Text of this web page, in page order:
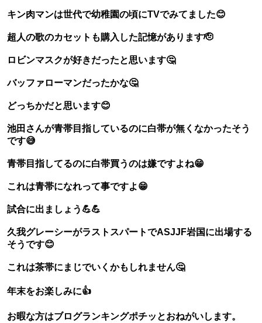
キン肉マンは世代で幼稚園の頃にTVでみてました😊
超人の歌のカセットも購入した記憶があります🫡
ロビンマスクが好きだったと思います🤔
バッファローマンだったかな🤔
どっちかだと思います😊
池田さんが青帯目指しているのに白帯が無くなかったそう
です😅
青帯目指してるのに白帯買うのは嫌ですよね😁
これは青帯になれって事ですよ😁
試合に出ましょう💪💪
久我グレーシーがラストスパートでASJJF岩国に出場する
そうです😊
これは茶帯にまじでいくかもしれません🤔
年末をお楽しみに👍
お暇な方はブログランキングポチッとおねがいします。